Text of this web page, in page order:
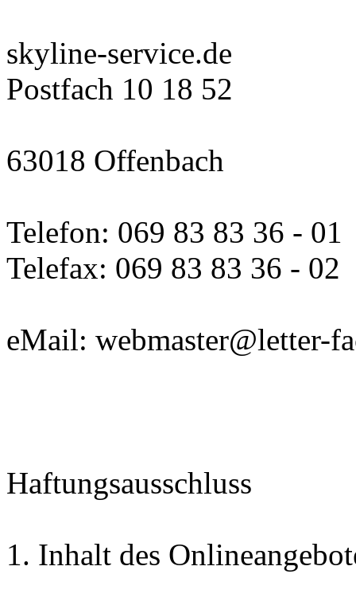
skyline-service.de
Postfach 10 18 52
63018 Offenbach
Telefon: 069 83 83 36 - 01
Telefax: 069 83 83 36 - 02
eMail: webmaster@letter-
Haftungsausschluss
1. Inhalt des